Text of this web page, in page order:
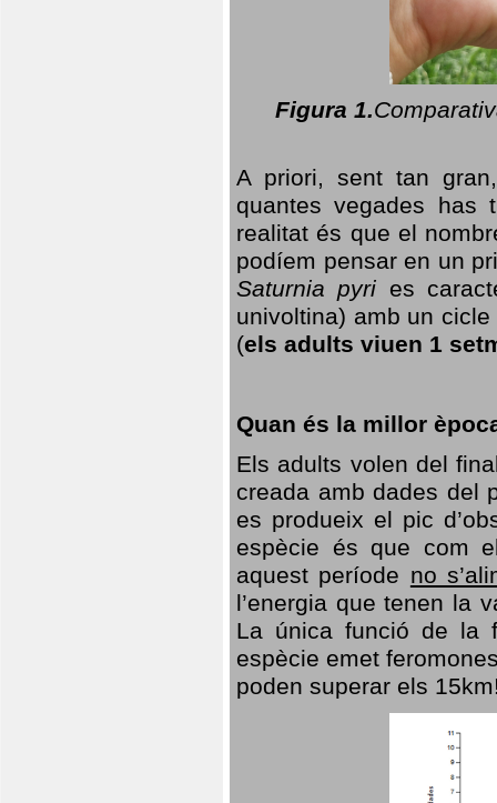
Figura 1.
A priori, sent tan
quantes vegades has
realitat és que el
podíem pensar en un
Saturnia pyri es
univoltina) amb un
(els adults viuen 1
Quan és la millor
Els adults volen del
creada amb dades del
es produeix el pic
espècie és que com
aquest període no
l’energia que tenen la
La única funció de la
espècie emet
poden superar els